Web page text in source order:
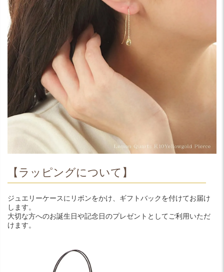
【ラッピングについて】
ジュエリーケースにリボンをかけ、ギフトバックを付けてお届け
します。
大切な方へのお誕生日や記念日のプレゼントとしてご利用いただ
けます。